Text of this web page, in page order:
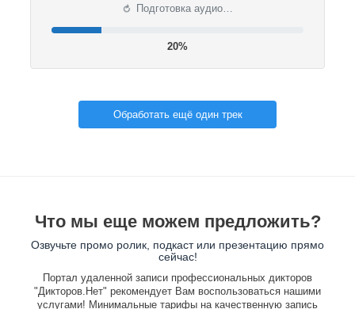
⟳ Подготовка аудио…
21%
Обработать ещё один трек
Что мы еще можем предложить?
Озвучьте промо ролик, подкаст или презентацию прямо
сейчас!
Портал удаленной записи профессиональных дикторов
"Дикторов.Нет" рекомендует Вам воспользоваться нашими
услугами! Минимальные тарифы на качественную запись